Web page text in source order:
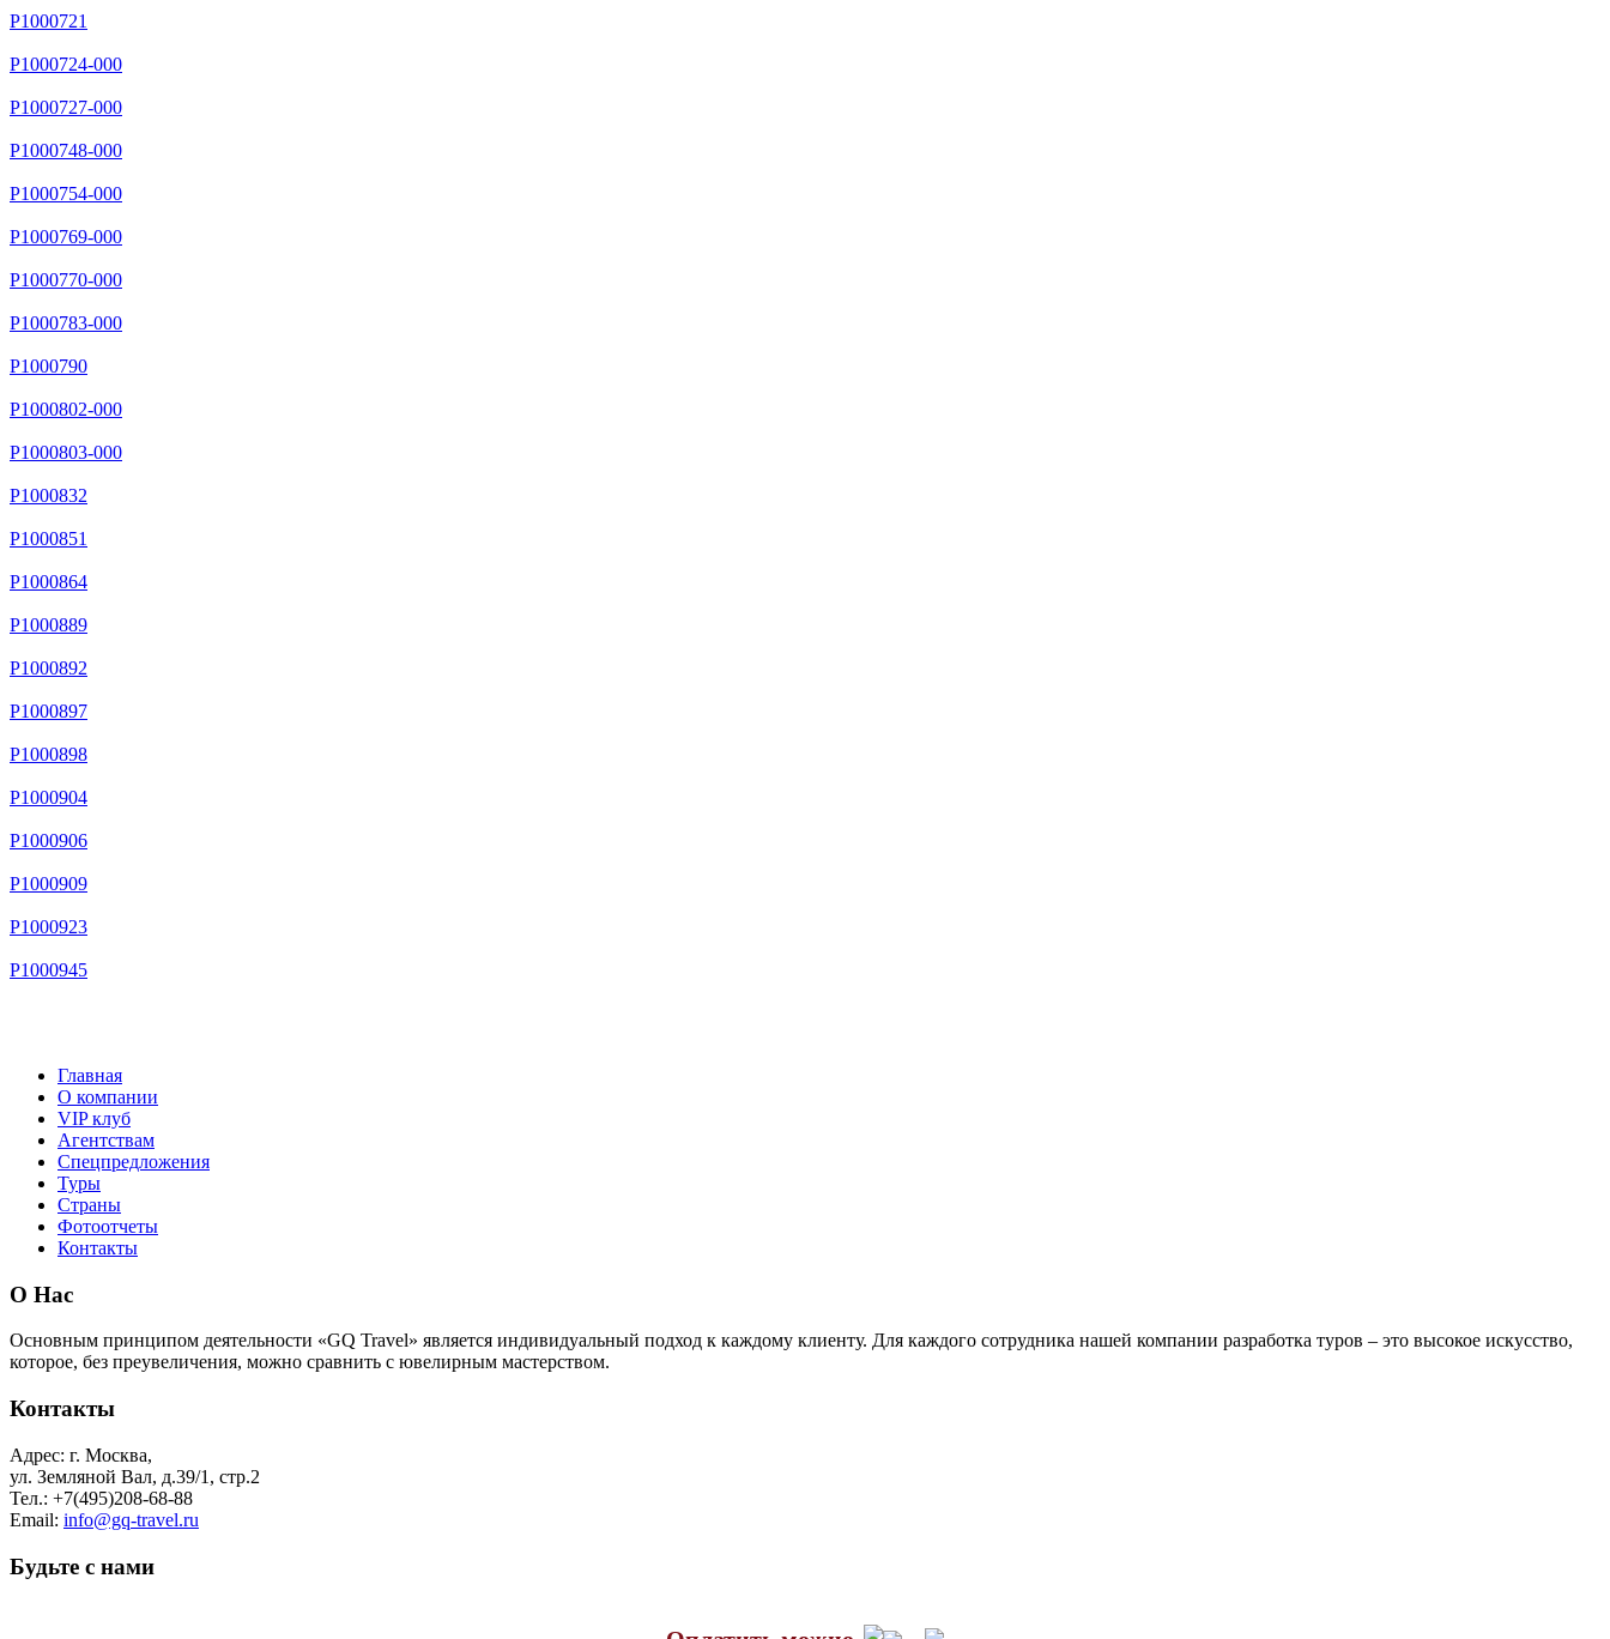
P1000721
P1000724-000
P1000727-000
P1000748-000
P1000754-000
P1000769-000
P1000770-000
P1000783-000
P1000790
P1000802-000
P1000803-000
P1000832
P1000851
P1000864
P1000889
P1000892
P1000897
P1000898
P1000904
P1000906
P1000909
P1000923
P1000945
Главная
О компании
VIP клуб
Агентствам
Спецпредложения
Туры
Страны
Фотоотчеты
Контакты
О Нас
Основным принципом деятельности «GQ Travel» является индивидуальный подход к каждому клиенту. Для каждого сотрудника нашей компании разработка туров – это высокое искусство,
которое, без преувеличения, можно сравнить с ювелирным мастерством.
Контакты
Адрес: г. Москва,
ул. Земляной Вал, д.39/1, стр.2
Тел.: +7(495)208-68-88
Email: info@gq-travel.ru
Будьте с нами